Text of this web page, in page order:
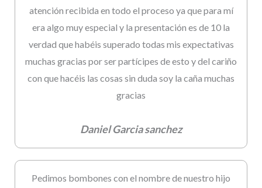
atención recibida en todo el proceso ya que para mí
era algo muy especial y la presentación es de 10 la
verdad que habéis superado todas mis expectativas
muchas gracias por ser partícipes de esto y del cariño
con que hacéis las cosas sin duda soy la caña muchas
gracias
Daniel Garcia sanchez
Pedimos bombones con el nombre de nuestro hijo